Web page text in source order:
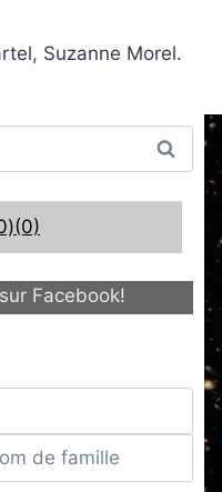
Suzanne Morel.
(0)
Facebook!